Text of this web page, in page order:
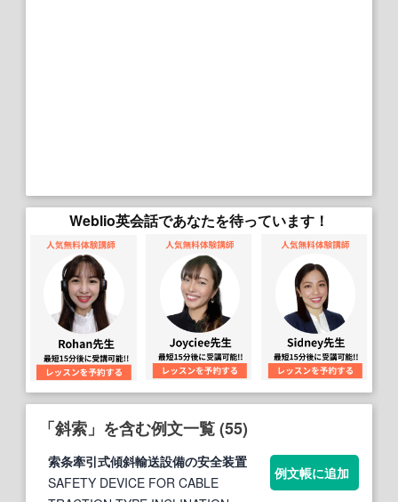
Weblio英会話であなたを待っています！
「斜索」を含む例文一覧 (55)
索条牽引式傾斜輸送設備の安全装置
SAFETY DEVICE FOR CABLE
例文帳に追加